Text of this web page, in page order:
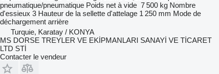
pneumatique/pneumatique Poids net à vide 7 500 kg Nombre
d'essieux 3 Hauteur de la sellette d'attelage 1 250 mm Mode de
déchargement arrière
Turquie, Karatay / KONYA
MS DORSE TREYLER VE EKİPMANLARI SANAYİ VE TİCARET
LTD STİ
Contacter le vendeur